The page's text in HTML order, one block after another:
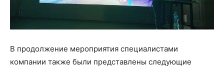
В продолжение мероприятия специалистами
компании также были представлены следующие